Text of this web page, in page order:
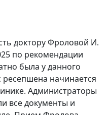
доктору Фроловой И.
по рекомендации
была у данного
ресепшена начинается
Администраторы
все документы и